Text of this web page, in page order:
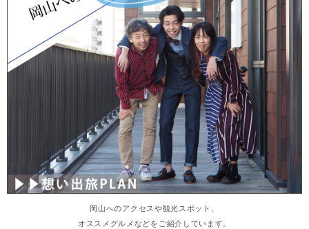
岡山へのアクセスや観光スポット、
オススメグルメなどをご紹介しています。